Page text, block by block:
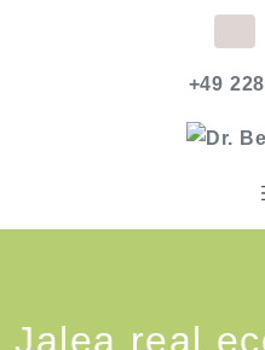
+49
Jalea real